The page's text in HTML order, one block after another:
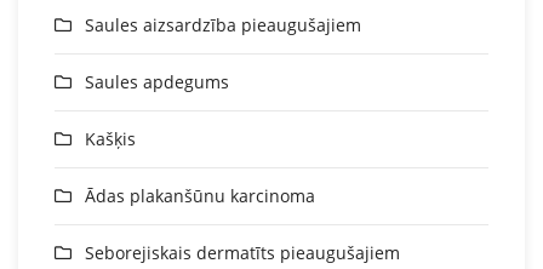
Saules aizsardzība pieaugušajiem
Saules apdegums
Kašķis
Ādas plakanšūnu karcinoma
Seborejiskais dermatīts pieaugušajiem